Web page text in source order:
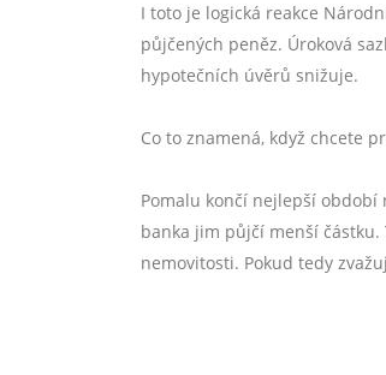
I toto je logická reakce
půjčených peněz. Úroková
hypotečních úvěrů snižuje.
Co to znamená, když chcete
Pomalu končí nejlepší
banka jim půjčí menší částku.
nemovitosti. Pokud tedy